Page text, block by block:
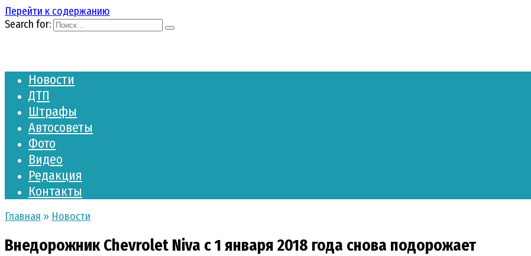
Перейти к содержанию
Search for:
Новости
ДТП
Штрафы
Автосоветы
Фото
Видео
Редакция
Контакты
Главная » Новости
Внедорожник Chevrolet Niva с 1 января 2018 года снова подорожает